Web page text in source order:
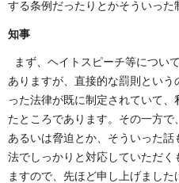
する条例だったりとかそういった
知事
まず、ヘイトスピーチ等につい
ありますが、直接的な罰則とい
った法律が既に制定されていて
たところであります。その一方
あるいは脅迫とか、そういった
法でしっかりと対応していただ
ますので、先ほど申し上げまし